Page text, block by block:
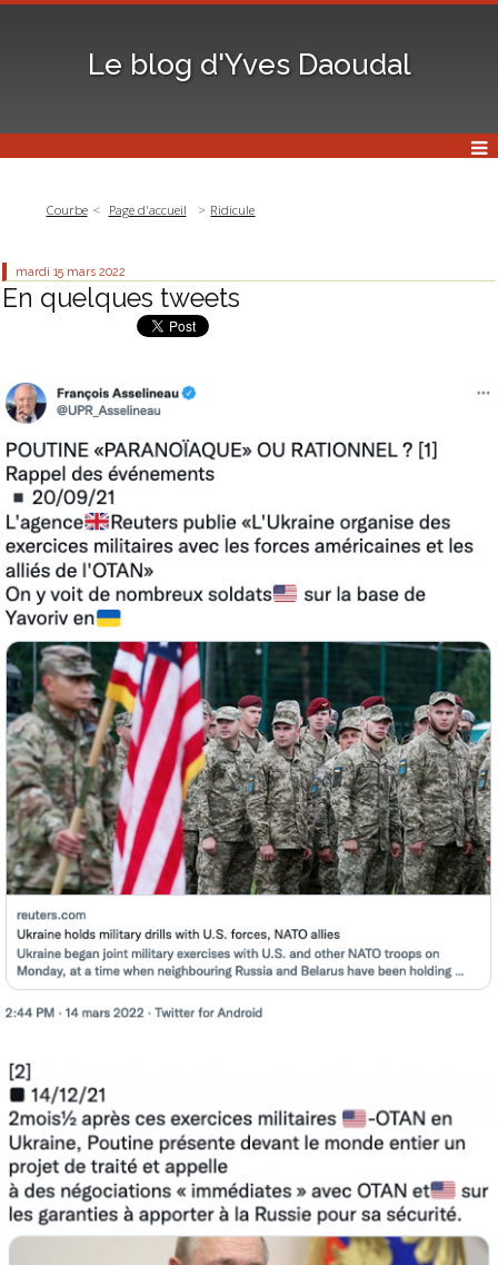
Le blog d'Yves Daoudal
Courbe Page d'accueil Ridicule
mardi 15 mars 2022
En quelques tweets